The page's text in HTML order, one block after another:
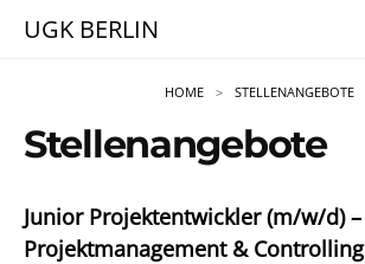
UGK BERLIN
HOME STELLENANGEBOTE
Stellenangebote
Junior Projektentwickler (m/w/d) –
Projektmanagement & Controlling